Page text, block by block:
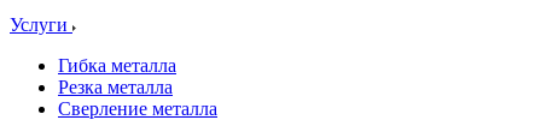
Услуги
Гибка металла
Резка металла
Сверление металла